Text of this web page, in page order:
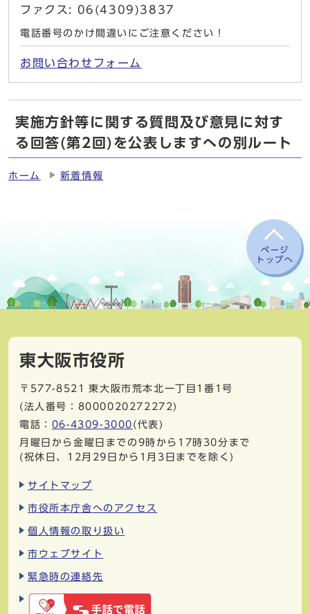
ファクス: 06(4309)3837
電話番号のかけ間違いにご注意ください！
お問い合わせフォーム
実施方針等に関する質問及び意見に対す
る回答(第2回)を公表しますへの別ルート
ホーム 新着情報
ページ
トップへ
東大阪市役所
〒577-8521
東大阪市荒本北一丁目1番1号
(法人番号：8000020272272)
電話： 06-4309-3000 (代表)
月曜日から金曜日までの9時から17時30分まで
(祝休日、12月29日から1月3日までを除く)
サイトマップ
市役所本庁舎へのアクセス
個人情報の取り扱い
市ウェブサイト
緊急時の連絡先